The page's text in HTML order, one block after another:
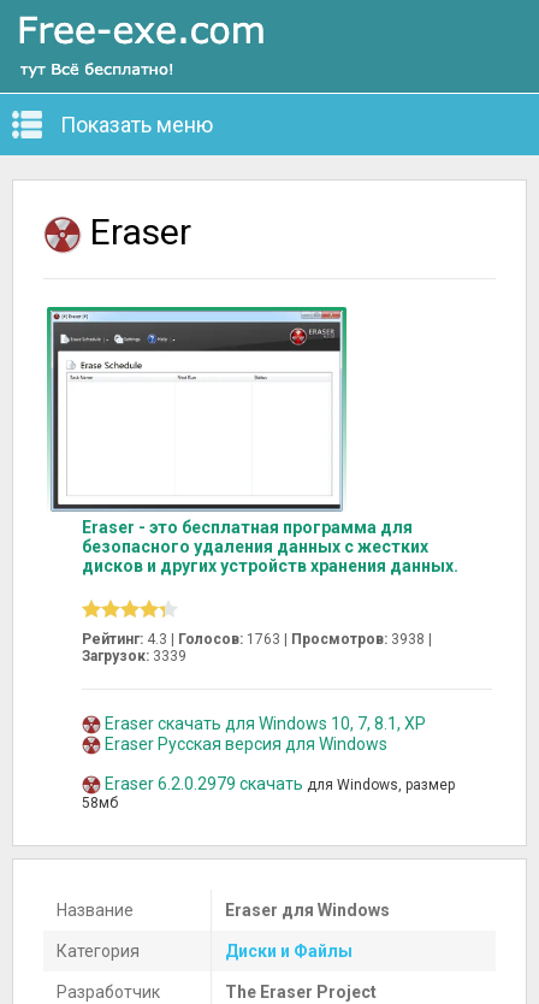
Показать меню
Eraser
Eraser - это бесплатная программа для
безопасного удаления данных с жестких
дисков и других устройств хранения данных.
Рейтинг: 4.3 | Голосов: 1763 | Просмотров: 3938 |
Загрузок: 3339
Eraser скачать для Windows 10, 7, 8.1, XP
Eraser Русская версия для Windows
Eraser 6.2.0.2979 скачать для Windows, размер
58мб
Название Eraser для Windows
Категория Диски и Файлы
Разработчик The Eraser Project